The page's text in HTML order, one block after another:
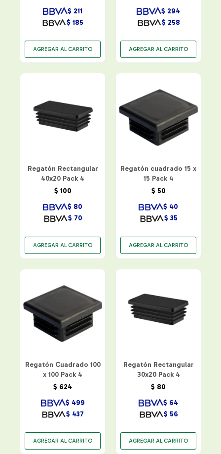
$ 185
$ 211
$ 258
$ 294
Regatón Rectangular
40x20 Pack 4
$ 100
$ 70
$ 80
Regatón cuadrado 15 x
15 Pack 4
$ 50
$ 35
$ 40
Regatón Cuadrado 100
x 100 Pack 4
$ 624
$ 437
$ 499
Regatón Rectangular
30x20 Pack 4
$ 80
$ 56
$ 64